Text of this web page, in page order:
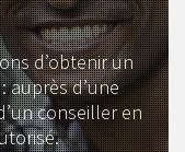
d’obtenir un
auprès d’une
conseiller en